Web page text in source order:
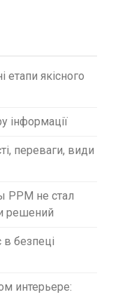
етапи якісного
інформації
переваги, види
не стал
решений
безпеці
интерьере: